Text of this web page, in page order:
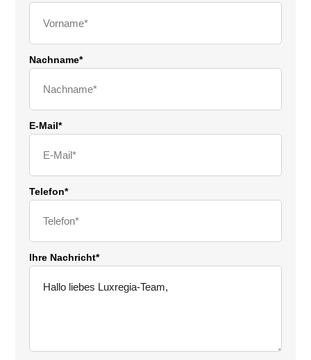
Nachname*
E-Mail*
Telefon*
Ihre Nachricht*